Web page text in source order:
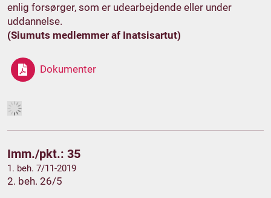
enlig forsørger, som er udearbejdende eller under
uddannelse.
(Siumuts medlemmer af Inatsisartut)
Dokumenter
Imm./pkt.: 35
1. beh. 7/11-2019
2. beh. 26/5